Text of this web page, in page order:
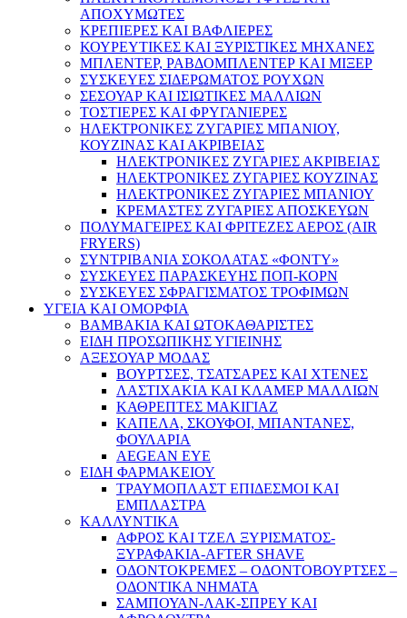
ΑΠΟΧΥΜΩΤΕΣ
ΚΡΕΠΙΕΡΕΣ ΚΑΙ ΒΑΦΛΙΕΡΕΣ
ΚΟΥΡΕΥΤΙΚΕΣ ΚΑΙ ΞΥΡΙΣΤΙΚΕΣ ΜΗΧΑΝΕΣ
ΜΠΛΕΝΤΕΡ, ΡΑΒΔΟΜΠΛΕΝΤΕΡ ΚΑΙ ΜΙΞΕΡ
ΣΥΣΚΕΥΕΣ ΣΙΔΕΡΩΜΑΤΟΣ ΡΟΥΧΩΝ
ΣΕΣΟΥΑΡ ΚΑΙ ΙΣΙΩΤΙΚΕΣ ΜΑΛΛΙΩΝ
ΤΟΣΤΙΕΡΕΣ ΚΑΙ ΦΡΥΓΑΝΙΕΡΕΣ
ΗΛΕΚΤΡΟΝΙΚΕΣ ΖΥΓΑΡΙΕΣ ΜΠΑΝΙΟΥ,
ΚΟΥΖΙΝΑΣ ΚΑΙ ΑΚΡΙΒΕΙΑΣ
ΗΛΕΚΤΡΟΝΙΚΕΣ ΖΥΓΑΡΙΕΣ ΑΚΡΙΒΕΙΑΣ
ΗΛΕΚΤΡΟΝΙΚΕΣ ΖΥΓΑΡΙΕΣ ΚΟΥΖΙΝΑΣ
ΗΛΕΚΤΡΟΝΙΚΕΣ ΖΥΓΑΡΙΕΣ ΜΠΑΝΙΟΥ
ΚΡΕΜΑΣΤΕΣ ΖΥΓΑΡΙΕΣ ΑΠΟΣΚΕΥΩΝ
ΠΟΛΥΜΑΓΕΙΡΕΣ ΚΑΙ ΦΡΙΤΕΖΕΣ ΑΕΡΟΣ (AIR
FRYERS)
ΣΥΝΤΡΙΒΑΝΙΑ ΣΟΚΟΛΑΤΑΣ «ΦΟΝΤΥ»
ΣΥΣΚΕΥΕΣ ΠΑΡΑΣΚΕΥΗΣ ΠΟΠ-ΚΟΡΝ
ΣΥΣΚΕΥΕΣ ΣΦΡΑΓΙΣΜΑΤΟΣ ΤΡΟΦΙΜΩΝ
ΥΓΕΙΑ ΚΑΙ ΟΜΟΡΦΙΑ
ΒΑΜΒΑΚΙΑ ΚΑΙ ΩΤΟΚΑΘΑΡΙΣΤΕΣ
ΕΙΔΗ ΠΡΟΣΩΠΙΚΗΣ ΥΓΙΕΙΝΗΣ
ΑΞΕΣΟΥΑΡ ΜΟΔΑΣ
ΒΟΥΡΤΣΕΣ, ΤΣΑΤΣΑΡΕΣ ΚΑΙ ΧΤΕΝΕΣ
ΛΑΣΤΙΧΑΚΙΑ ΚΑΙ ΚΛΑΜΕΡ ΜΑΛΛΙΩΝ
ΚΑΘΡΕΠΤΕΣ ΜΑΚΙΓΙΑΖ
ΚΑΠΕΛΑ, ΣΚΟΥΦΟΙ, ΜΠΑΝΤΑΝΕΣ,
ΦΟΥΛΑΡΙΑ
AEGEAN EYE
ΕΙΔΗ ΦΑΡΜΑΚΕΙΟΥ
ΤΡΑΥΜΟΠΛΑΣΤ ΕΠΙΔΕΣΜΟΙ ΚΑΙ
ΕΜΠΛΑΣΤΡΑ
ΚΑΛΛΥΝΤΙΚΑ
ΑΦΡΟΣ ΚΑΙ ΤΖΕΛ ΞΥΡΙΣΜΑΤΟΣ-
ΞΥΡΑΦΑΚΙΑ-AFTER SHAVE
ΟΔΟΝΤΟΚΡΕΜΕΣ – ΟΔΟΝΤΟΒΟΥΡΤΣΕΣ –
ΟΔΟΝΤΙΚΑ ΝΗΜΑΤΑ
ΣΑΜΠΟΥΑΝ-ΛΑΚ-ΣΠΡΕΥ ΚΑΙ